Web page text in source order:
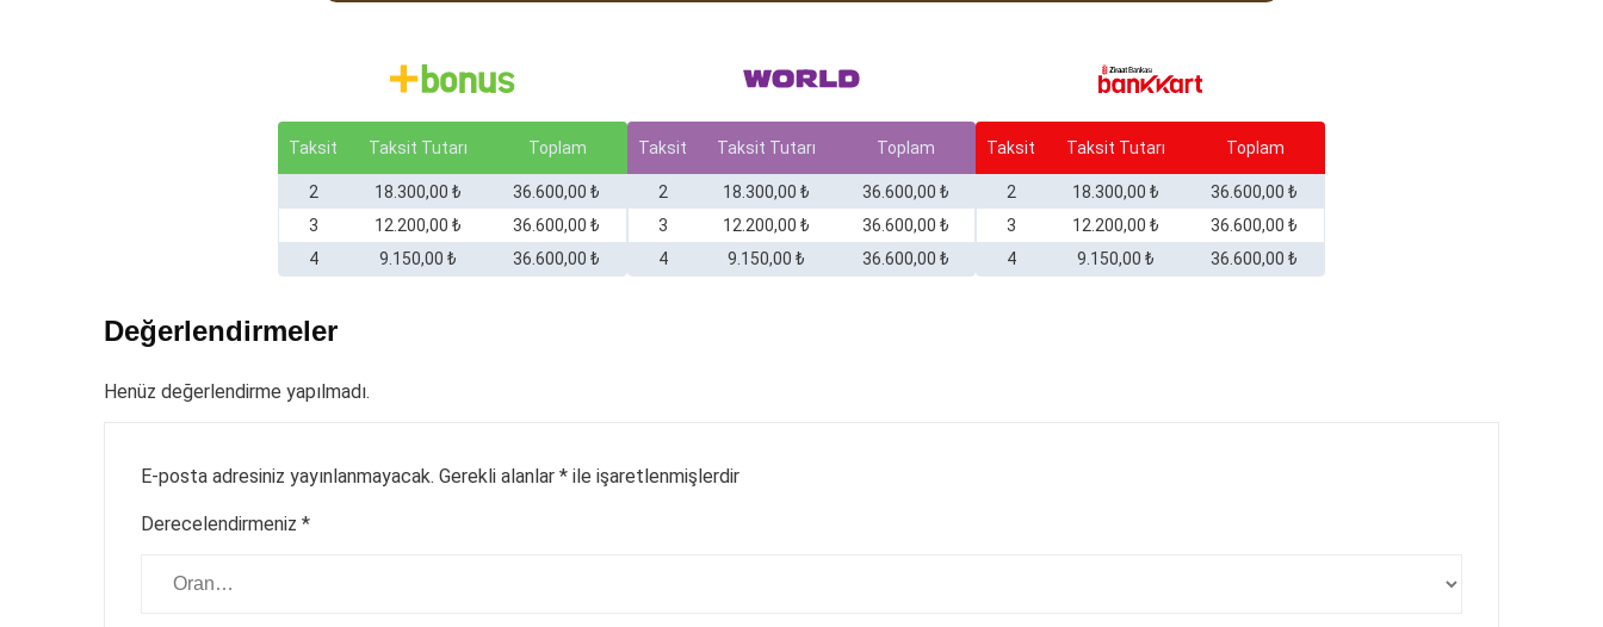
Taksit Taksit Tutarı Toplam
2 18.300,00 ₺
36.600,00 ₺
3
12.200,00 ₺
36.600,00 ₺
4
9.150,00 ₺ 36.600,00 ₺
Taksit Taksit Tutarı Toplam
2 18.300,00 ₺
36.600,00 ₺
3
12.200,00 ₺
36.600,00 ₺
4
9.150,00 ₺ 36.600,00 ₺
Taksit Taksit Tutarı Toplam
2 18.300,00 ₺
36.600,00 ₺
3
12.200,00 ₺
36.600,00 ₺
4
9.150,00 ₺ 36.600,00 ₺
Değerlendirmeler
Henüz değerlendirme yapılmadı.
E-posta adresiniz yayınlanmayacak. Gerekli alanlar * ile işaretlenmişlerdir
Derecelendirmeniz *